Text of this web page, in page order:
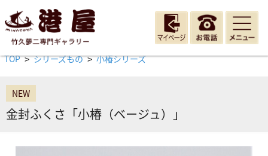
TOP > シリーズもの > 小椿シリーズ
NEW
金封ふくさ「小椿（ベージュ）」